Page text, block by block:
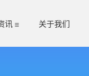
讯 关于我们